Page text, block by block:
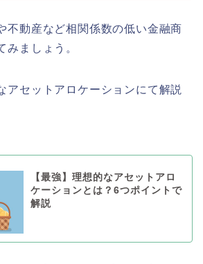
不動産など相関係数の低い金融商
みましょう。
アセットアロケーションにて解説
【最強】理想的なアセットアロ
ケーションとは？6つポイントで
解説